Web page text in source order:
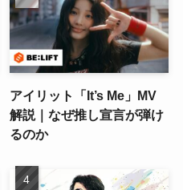
アイリット「It’s Me」MV
解説｜なぜ推し宣言が弾け
るのか